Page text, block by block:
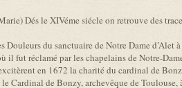
Dés le XIVéme siécle on retrouve des
du sanctuaire de Notre Dame d’Alet
fut réclamé par les chapelains de Notre-
en 1672 la charité du cardinal de
Cardinal de Bonzy, archevêque de